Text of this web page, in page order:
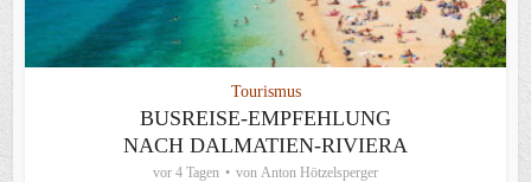
Tourismus
BUSREISE-EMPFEHLUNG
NACH DALMATIEN-RIVIERA
vor 4 Tagen von Anton Hötzelsperger